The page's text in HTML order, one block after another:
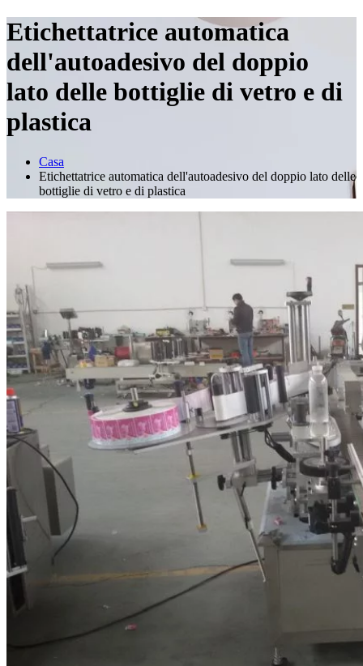
Etichettatrice automatica
dell'autoadesivo del doppio
lato delle bottiglie di vetro e di
plastica
Casa
Etichettatrice automatica dell'autoadesivo del doppio lato delle
bottiglie di vetro e di plastica